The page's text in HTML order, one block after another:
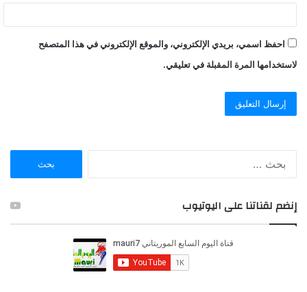
احفظ اسمي، بريدي الإلكتروني، والموقع الإلكتروني في هذا المتصفح
لاستخدامها المرة المقبلة في تعليقي.
ن
:
إنضم لقناتنا على اليوتيوب